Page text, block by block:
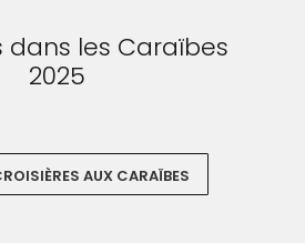
dans les Caraïbes
2025
AUX CARAÏBES